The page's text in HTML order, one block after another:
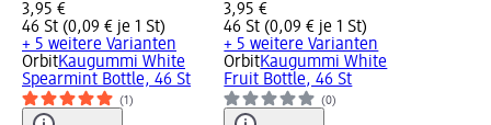
3,95 €
46 St (0,09 € je 1 St)
+ 5 weitere Varianten
OrbitKaugummi White
Spearmint Bottle, 46 St
(1)
3,95 €
46 St (0,09 € je 1 St)
+ 5 weitere Varianten
OrbitKaugummi White
Fruit Bottle, 46 St
(0)